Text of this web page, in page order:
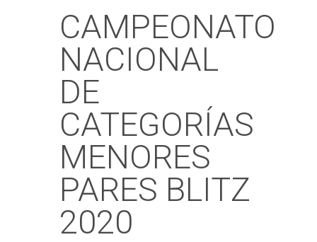
CAMPEONATO
NACIONAL
DE
CATEGORÍAS
MENORES
PARES BLITZ
2020